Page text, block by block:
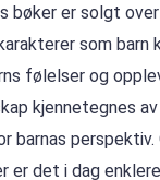
bøker er solgt
som barn
følelser og
kjennetegnes av
barnas perspektiv.
det i dag